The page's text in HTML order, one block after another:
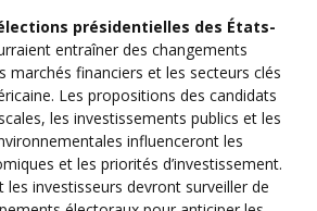
présidentielles des États-
entraîner des changements
marchés financiers et les secteurs clés
Les propositions des candidats
les investissements publics et les
influenceront les
et les priorités d’investissement.
les investisseurs devront surveiller de